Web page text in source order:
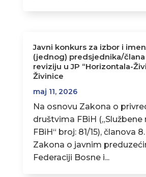
Javni konkurs za izbor i
(jednog) predsjednika/člana
reviziju u JP “Horizontala-
Živinice
maj 11, 2026
Na osnovu Zakona o
društvima FBiH („Službene
FBiH“ broj: 81/15), članova
Zakona o javnim
Federaciji Bosne i...